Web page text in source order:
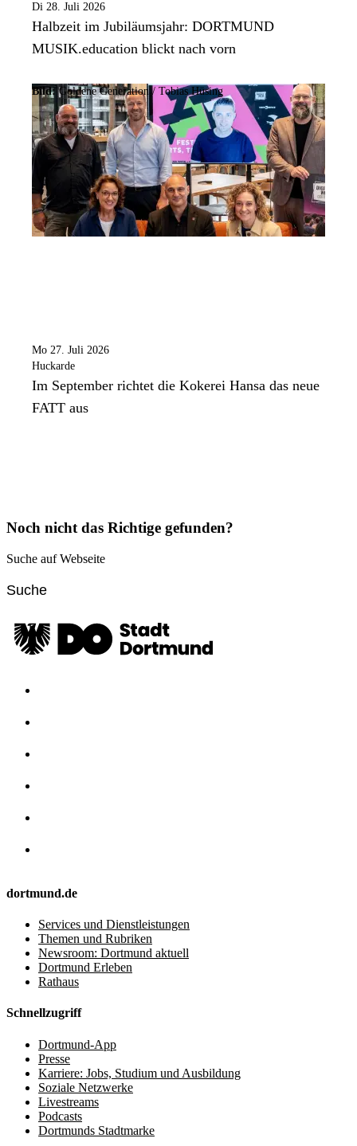
Di 28. Juli 2026
Halbzeit im Jubiläumsjahr: DORTMUND
MUSIK.education blickt nach vorn
Bild: Goldene Generation / Tobias Hüsing
Mo 27. Juli 2026
Huckarde
Im September richtet die Kokerei Hansa das neue
FATT aus
Noch nicht das Richtige gefunden?
Suche auf Webseite
dortmund.de
Services und Dienstleistungen
Themen und Rubriken
Newsroom: Dortmund aktuell
Dortmund Erleben
Rathaus
Schnellzugriff
Dortmund-App
Presse
Karriere: Jobs, Studium und Ausbildung
Soziale Netzwerke
Livestreams
Podcasts
Dortmunds Stadtmarke